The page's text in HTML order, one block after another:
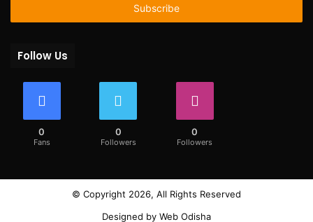
Follow Us
0
Fans
0
Followers
0
Followers
© Copyright 2026, All Rights Reserved
Designed by Web Odisha